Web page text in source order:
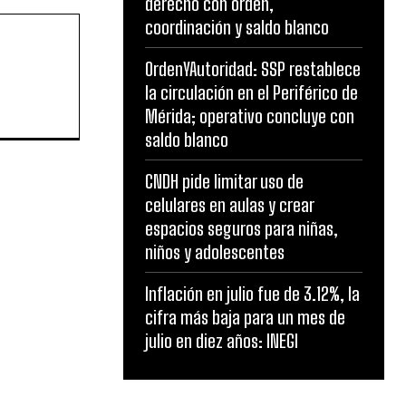
coordinación y saldo blanco
OrdenYAutoridad: SSP restablece
la circulación en el Periférico de
Mérida; operativo concluye con
saldo blanco
CNDH pide limitar uso de
celulares en aulas y crear
espacios seguros para niñas,
niños y adolescentes
Inflación en julio fue de 3.12%, la
cifra más baja para un mes de
julio en diez años: INEGI